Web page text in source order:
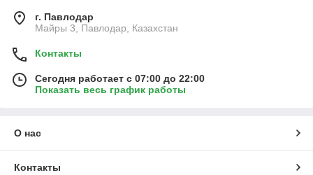
г. Павлодар
Майры 3, Павлодар, Казахстан
Контакты
Сегодня работает с 07:00 до 22:00
Показать весь график работы
О нас
Контакты